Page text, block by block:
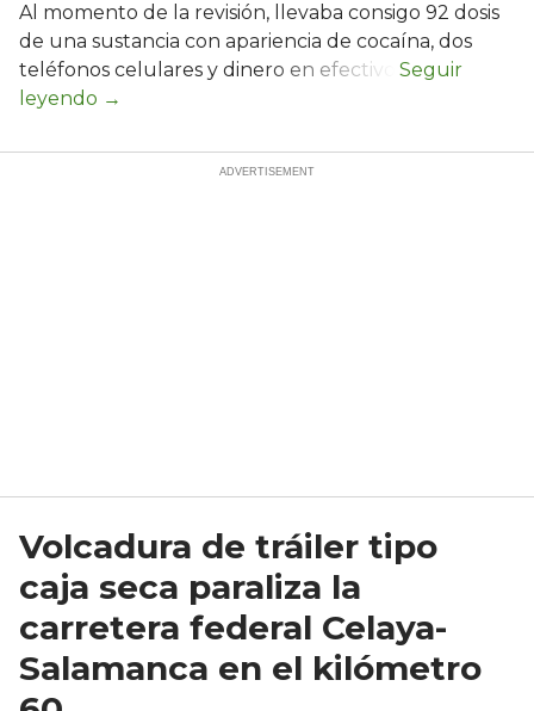
Al momento de la revisión, llevaba consigo 92 dosis
de una sustancia con apariencia de cocaína, dos
teléfonos celulares y dinero en efectivo.
Volcadura de tráiler tipo
caja seca paraliza la
carretera federal Celaya-
Salamanca en el kilómetro